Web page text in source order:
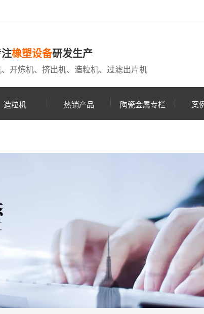
橡塑设备研发生产
开炼机、挤出机、造粒机、过滤出片机
造粒机 热销产品 陶瓷金属专栏 案